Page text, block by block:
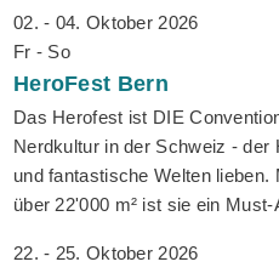
02. - 04. Oktober 2026
Fr - So
HeroFest Bern
Das Herofest ist DIE
Nerdkultur in der Schweiz - der
und fantastische Welten
über 22'000 m² ist sie ein Must-
22. - 25. Oktober 2026